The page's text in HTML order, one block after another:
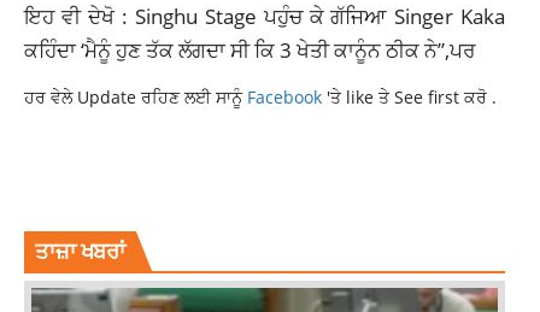
ਇਹ ਵੀ ਦੇਖੋ : Singhu Stage ਪਹੁੰਚ ਕੇ ਗੱਜਿਆ Singer Kaka
ਕਹਿੰਦਾ ‘ਮੈਨੂੰ ਹੁਣ ਤੱਕ ਲੱਗਦਾ ਸੀ ਕਿ 3 ਖੇਤੀ ਕਾਨੂੰਨ ਠੀਕ ਨੇ”,ਪਰ
ਹਰ ਵੇਲੇ Update ਰਹਿਣ ਲਈ ਸਾਨੂੰ Facebook 'ਤੇ like ਤੇ See first ਕਰੋ .
ਤਾਜ਼ਾ ਖਬਰਾਂ